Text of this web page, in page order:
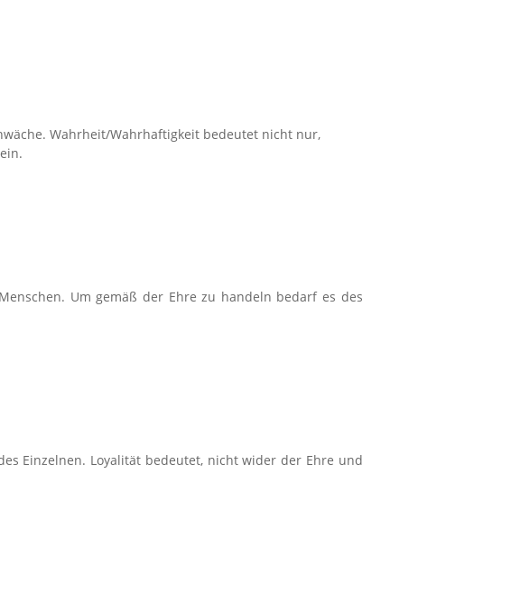
Wahrheit/Wahrhaftigkeit bedeutet nicht nur,
Um gemäß der Ehre zu handeln bedarf es des
Einzelnen. Loyalität bedeutet, nicht wider der Ehre und